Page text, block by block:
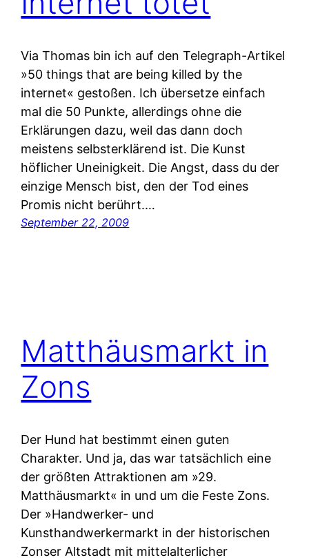
Via Thomas bin ich auf den Telegraph-Artikel
»50 things that are being killed by the
internet« gestoßen. Ich übersetze einfach
mal die 50 Punkte, allerdings ohne die
Erklärungen dazu, weil das dann doch
meistens selbsterklärend ist. Die Kunst
höflicher Uneinigkeit. Die Angst, dass du der
einzige Mensch bist, den der Tod eines
Promis nicht berührt.…
September 22, 2009
Matthäusmarkt in
Zons
Der Hund hat bestimmt einen guten
Charakter. Und ja, das war tatsächlich eine
der größten Attraktionen am »29.
Matthäusmarkt« in und um die Feste Zons.
Der »Handwerker- und
Kunsthandwerkermarkt in der historischen
Zonser Altstadt mit mittelalterlicher